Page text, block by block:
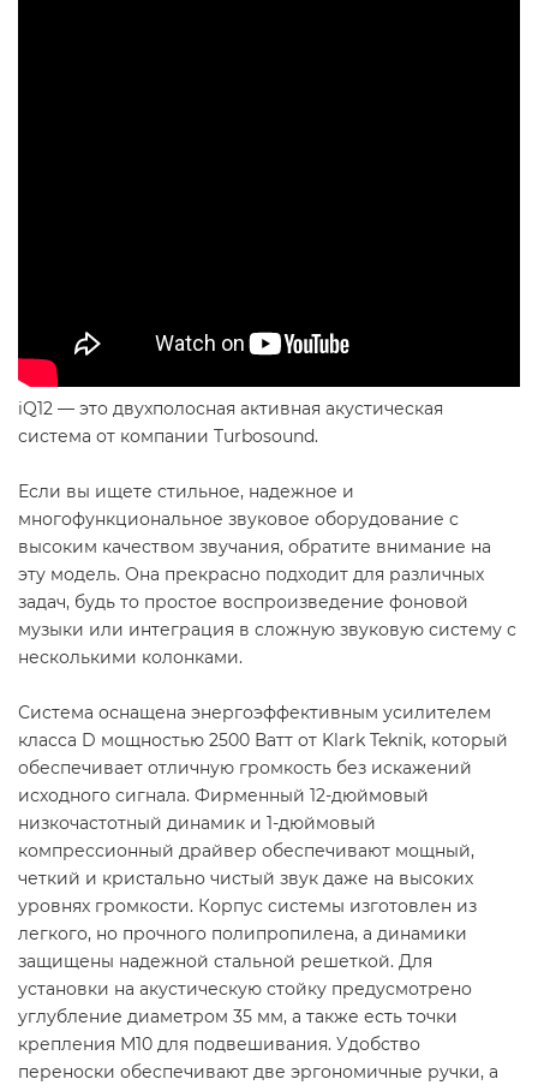
iQ12 — это двухполосная активная акустическая
система от компании Turbosound.
Если вы ищете стильное, надежное и
многофункциональное звуковое оборудование с
высоким качеством звучания, обратите внимание на
эту модель. Она прекрасно подходит для различных
задач, будь то простое воспроизведение фоновой
музыки или интеграция в сложную звуковую систему с
несколькими колонками.
Система оснащена энергоэффективным усилителем
класса D мощностью 2500 Ватт от Klark Teknik, который
обеспечивает отличную громкость без искажений
исходного сигнала. Фирменный 12-дюймовый
низкочастотный динамик и 1-дюймовый
компрессионный драйвер обеспечивают мощный,
четкий и кристально чистый звук даже на высоких
уровнях громкости. Корпус системы изготовлен из
легкого, но прочного полипропилена, а динамики
защищены надежной стальной решеткой. Для
установки на акустическую стойку предусмотрено
углубление диаметром 35 мм, а также есть точки
крепления М10 для подвешивания. Удобство
переноски обеспечивают две эргономичные ручки, а